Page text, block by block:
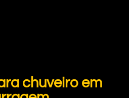
chuveiro em